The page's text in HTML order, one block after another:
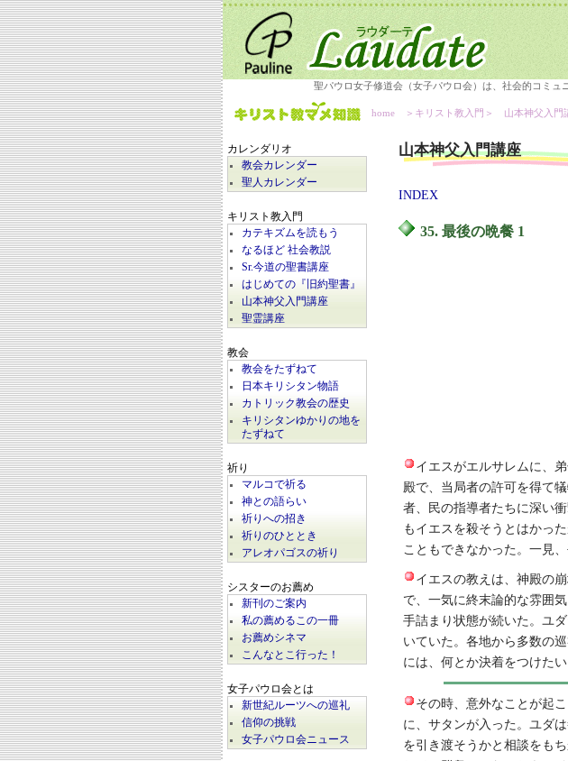
聖パウロ女子修道会（女子パウロ会）は、社会的コミュ
カレンダリオ
教会カレンダー
聖人カレンダー
キリスト教入門
カテキズムを読もう
なるほど 社会教説
Sr.今道の聖書講座
はじめての『旧約聖書』
山本神父入門講座
聖霊講座
教会
教会をたずねて
日本キリシタン物語
カトリック教会の歴史
キリシタンゆかりの地を
たずねて
祈り
マルコで祈る
神との語らい
祈りへの招き
祈りのひととき
アレオパゴスの祈り
シスターのお薦め
新刊のご案内
私の薦めるこの一冊
お薦めシネマ
こんなとこ行った！
女子パウロ会とは
新世紀ルーツへの巡礼
信仰の挑戦
女子パウロ会ニュース
home ＞キリスト教入門＞ 山本神父入門
山本神父入門講座
INDEX
35. 最後の晩餐 1
イエスがエルサレムに、
殿で、当局者の許可を得て
者、民の指導者たちに深い
もイエスを殺そうとはかっ
こともできなかった。一見
イエスの教えは、神殿の
で、一気に終末論的な雰囲
手詰まり状態が続いた。ユ
いていた。各地から多数の
には、何とか決着をつけた
その時、意外なことが起
に、サタンが入った。ユダ
を引き渡そうかと相談をも